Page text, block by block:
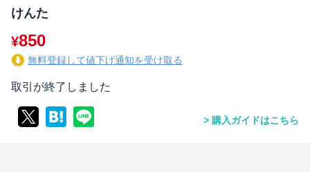
けんた
¥850
無料登録して値下げ通知を受け取る
取引が終了しました
購入ガイドはこちら